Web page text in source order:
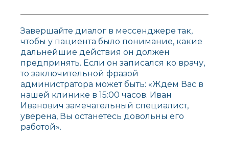
Завершайте диалог в мессенджере так,
чтобы у пациента было понимание, какие
дальнейшие действия он должен
предпринять. Если он записался ко врачу,
то заключительной фразой
администратора может быть: «Ждем Вас в
нашей клинике в 15:00 часов. Иван
Иванович замечательный специалист,
уверена, Вы останетесь довольны его
работой».